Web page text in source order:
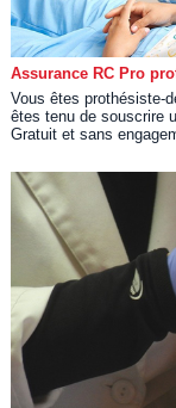
Assurance RC Pro
Vous êtes prothésiste-
êtes tenu de souscrire
Gratuit et sans